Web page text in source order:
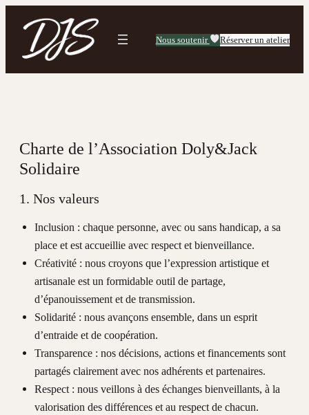
contenu
Nous soutenir Réserver un atelier
Charte de l’Association Doly&Jack
Solidaire
1. Nos valeurs
Inclusion : chaque personne, avec ou sans handicap, a sa
place et est accueillie avec respect et bienveillance.
Créativité : nous croyons que l’expression artistique et
artisanale est un formidable outil de partage,
d’épanouissement et de transmission.
Solidarité : nous avançons ensemble, dans un esprit
d’entraide et de coopération.
Transparence : nos décisions, actions et financements sont
partagés clairement avec nos adhérents et partenaires.
Respect : nous veillons à des échanges bienveillants, à la
valorisation des différences et au respect de chacun.